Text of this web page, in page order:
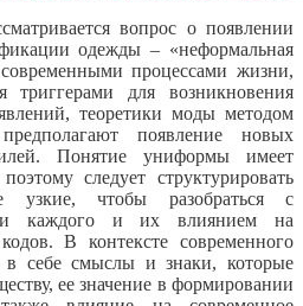
вопрос о появлении
одежды – «неформальная
процессами жизни,
триггерами для возникновения
теоретики моды методом
появление новых
Понятие униформы имеет
следует структурировать
чтобы разобраться с
каждого и их влиянием на
В контексте современного
в себе смыслы и знаки, которые
ее значение в формировании